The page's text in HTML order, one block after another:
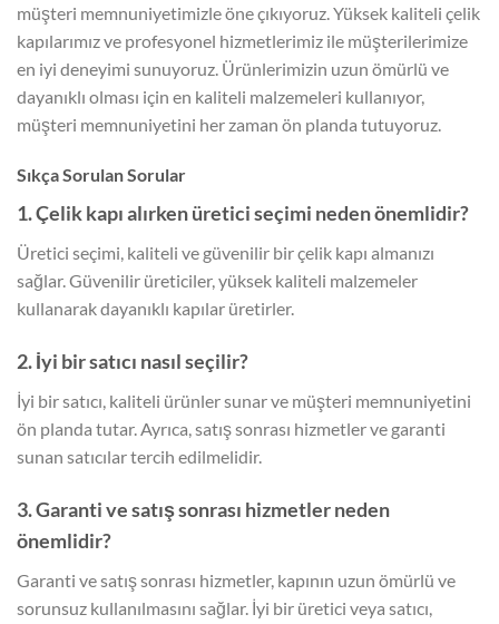
müşteri memnuniyetimizle öne çıkıyoruz. Yüksek kaliteli çelik
kapılarımız ve profesyonel hizmetlerimiz ile müşterilerimize
en iyi deneyimi sunuyoruz. Ürünlerimizin uzun ömürlü ve
dayanıklı olması için en kaliteli malzemeleri kullanıyor,
müşteri memnuniyetini her zaman ön planda tutuyoruz.
Sıkça Sorulan Sorular
1. Çelik kapı alırken üretici seçimi neden önemlidir?
Üretici seçimi, kaliteli ve güvenilir bir çelik kapı almanızı
sağlar. Güvenilir üreticiler, yüksek kaliteli malzemeler
kullanarak dayanıklı kapılar üretirler.
2. İyi bir satıcı nasıl seçilir?
İyi bir satıcı, kaliteli ürünler sunar ve müşteri memnuniyetini
ön planda tutar. Ayrıca, satış sonrası hizmetler ve garanti
sunan satıcılar tercih edilmelidir.
3. Garanti ve satış sonrası hizmetler neden
önemlidir?
Garanti ve satış sonrası hizmetler, kapının uzun ömürlü ve
sorunsuz kullanılmasını sağlar. İyi bir üretici veya satıcı,